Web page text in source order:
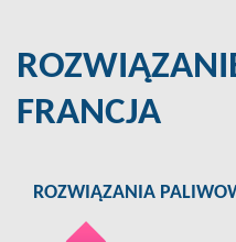
FRANCJA
ROZWIĄZANIA